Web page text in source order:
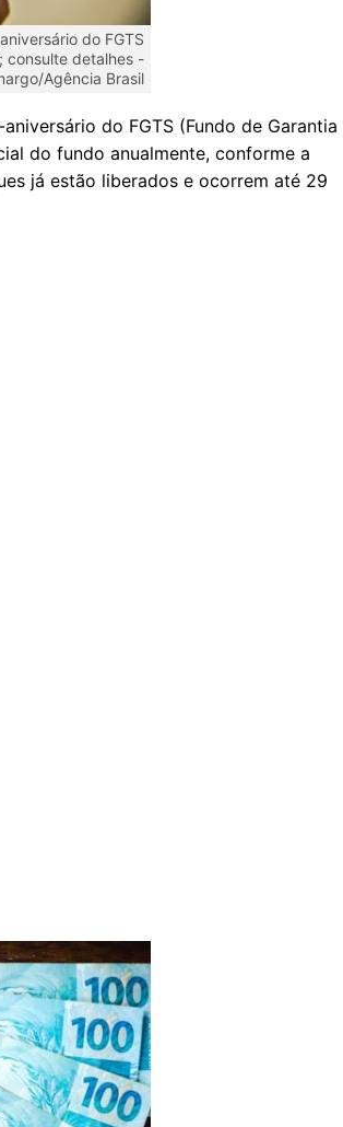
do FGTS
consulte detalhes -
Agência Brasil
do FGTS (Fundo de Garantia
do fundo anualmente, conforme a
já estão liberados e ocorrem até 29